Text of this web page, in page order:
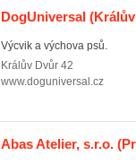
DogUniversal
Výcvik a výchova psů.
Králův Dvůr 42
www.doguniversal.cz
Abas Atelier, s.r.o.